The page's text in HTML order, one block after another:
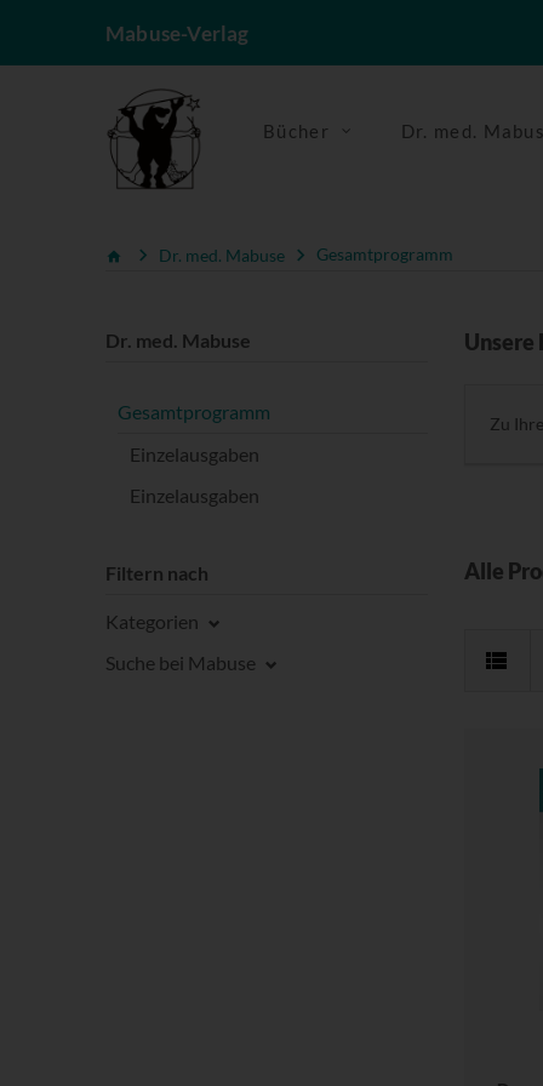
Mabuse-Verlag
Bücher Dr. med.
Dr. med. Mabuse Gesamtprogramm
Dr. med. Mabuse
Gesamtprogramm
Einzelausgaben
Einzelausgaben
Filtern nach
Kategorien
Suche bei Mabuse
Unsere
Zu
Alle